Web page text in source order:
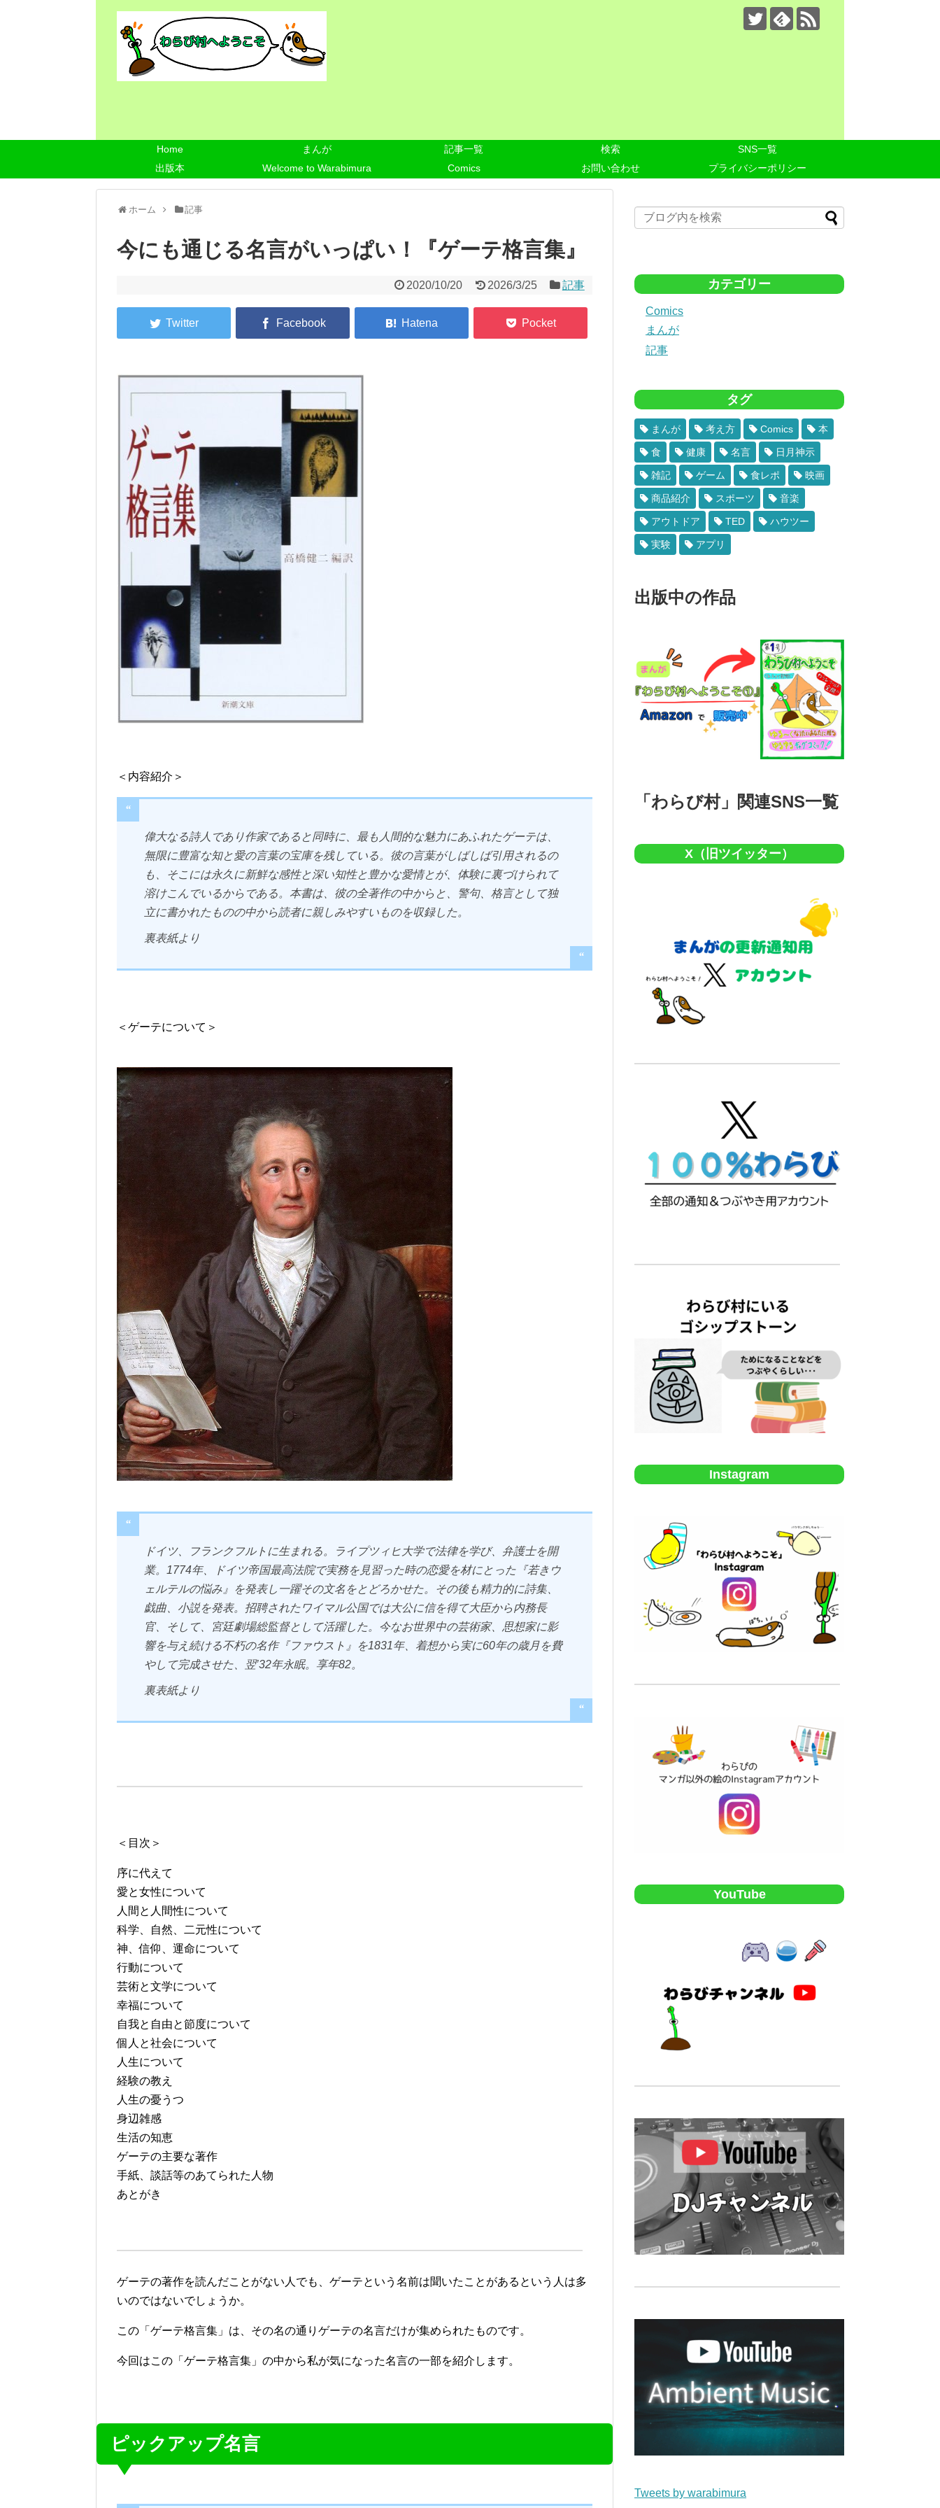
Home まんが 記事一覧 検索
SNS一覧
出版本
Welcome to Warabimura Comics お問い合わせ プライバシーポリシー
ホーム 記事
今にも通じる名言がいっぱい！『ゲーテ格言集』
2020/10/20 2026/3/25 記事
＜内容紹介＞
偉大なる詩人であり作家であると同時に、最も人間的な魅力にあふれたゲーテは、
無限に豊富な知と愛の言葉の宝庫を残している。彼の言葉がしばしば引用されるの
も、そこには永久に新鮮な感性と深い知性と豊かな愛情とが、体験に裏づけられて
溶けこんでいるからである。本書は、彼の全著作の中からと、警句、格言として独
立に書かれたものの中から読者に親しみやすいものを収録した。
裏表紙より
＜ゲーテについて＞
ドイツ、フランクフルトに生まれる。ライプツィヒ大学で法律を学び、弁護士を開
業。1774年、ドイツ帝国最高法院で実務を見習った時の恋愛を材にとった『若きウ
ェルテルの悩み』を発表し一躍その文名をとどろかせた。その後も精力的に詩集、
戯曲、小説を発表。招聘されたワイマル公国では大公に信を得て大臣から内務長
官、そして、宮廷劇場総監督として活躍した。今なお世界中の芸術家、思想家に影
響を与え続ける不朽の名作『ファウスト』を1831年、着想から実に60年の歳月を費
やして完成させた、翌’32年永眠。享年82。
裏表紙より
＜目次＞
序に代えて
愛と女性について
人間と人間性について
科学、自然、二元性について
神、信仰、運命について
行動について
芸術と文学について
幸福について
自我と自由と節度について
個人と社会について
人生について
経験の教え
人生の憂うつ
身辺雑感
生活の知恵
ゲーテの主要な著作
手紙、談話等のあてられた人物
あとがき
ゲーテの著作を読んだことがない人でも、ゲーテという名前は聞いたことがあるという人は多
いのではないでしょうか。
この「ゲーテ格言集」は、その名の通りゲーテの名言だけが集められたものです。
今回はこの「ゲーテ格言集」の中から私が気になった名言の一部を紹介します。
ピックアップ名言
カテゴリー
Comics
まんが
記事
タグ
まんが 考え方 Comics 本
食 健康 名言 日月神示
雑記 ゲーム 食レポ 映画
商品紹介 スポーツ 音楽
アウトドア TED ハウツー
実験 アプリ
出版中の作品
「わらび村」関連SNS一覧
X（旧ツイッター）
Instagram
YouTube
Tweets by warabimura